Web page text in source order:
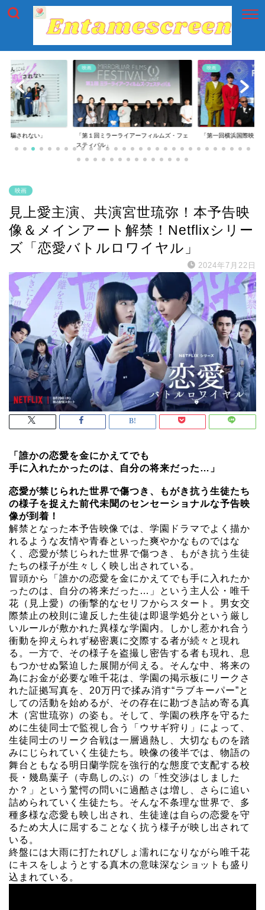
は騙されない」
映画
「第１回ミラーライアーフィルムズ・フェ
スティバル」
映画
「第一回横浜国際映画
映画
見上愛主演、共演宮世琉弥！本予告映
像＆メインアート解禁！Netflixシリー
ズ「恋愛バトルロワイヤル」
2024年7月22日
「誰かの恋愛を金にかえてでも
手に入れたかったのは、自分の将来だった…」
恋愛が禁じられた世界で傷つき、もがき抗う生徒たち
の様子を捉えた前代未聞のセンセーショナルな予告映
像が到着！
解禁となった本予告映像では、学園ドラマでよく描か
れるような友情や青春といった爽やかなものではな
く、恋愛が禁じられた世界で傷つき、もがき抗う生徒
たちの様子が生々しく映し出されている。
冒頭から「誰かの恋愛を金にかえてでも手に入れたか
ったのは、自分の将来だった…」という主人公・唯千
花（見上愛）の衝撃的なセリフからスタート。男女交
際禁止の校則に違反した生徒は即退学処分という厳し
いルールが敷かれた異様な学園内。しかし惹かれ合う
衝動を抑えられず秘密裏に交際する者が続々と現れ
る。一方で、その様子を盗撮し密告する者も現れ、息
もつかせぬ緊迫した展開が伺える。そんな中、将来の
為にお金が必要な唯千花は、学園の掲示板にリークさ
れた証拠写真を、20万円で揉み消す“ラブキーパー”と
しての活動を始めるが、その存在に勘づき詰め寄る真
木（宮世琉弥）の姿も。そして、学園の秩序を守るた
めに生徒同士で監視し合う「ウサギ狩り」によって、
生徒同士のリーク合戦は一層過熱し、大切なものを踏
みにじられていく生徒たち。映像の後半では、物語の
舞台ともなる明日蘭学院を強行的な態度で支配する校
長・幾島葉子（寺島しのぶ）の「性交渉はしました
か？」という驚愕の問いに過酷さは増し、さらに追い
詰められていく生徒たち。そんな不条理な世界で、多
種多様な恋愛も映し出され、生徒達は自らの恋愛を守
るため大人に屈することなく抗う様子が映し出されて
いる。
終盤には大雨に打たれびしょ濡れになりながら唯千花
にキスをしようとする真木の意味深なショットも盛り
込まれている。